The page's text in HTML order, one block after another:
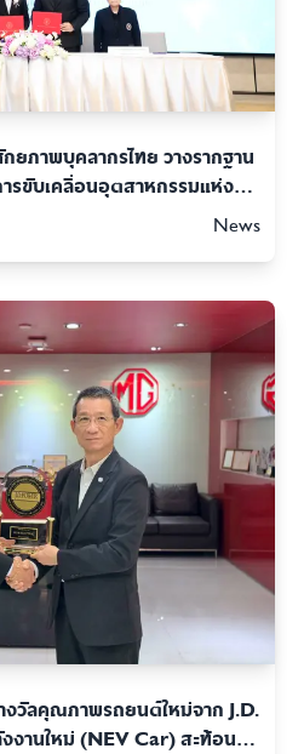
ยภาพบุคลากรไทย วางรากฐาน
News
งวัลคุณภาพรถยนต์ใหม่จาก J.D.
งานใหม่ (NEV Car) สะท้อน